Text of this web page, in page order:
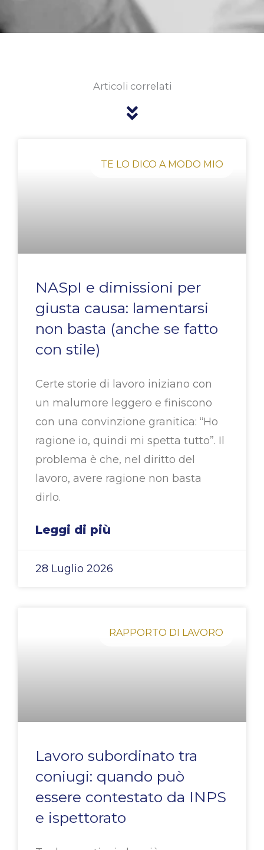
Articoli correlati
TE LO DICO A MODO MIO
NASpI e dimissioni per
giusta causa: lamentarsi
non basta (anche se fatto
con stile)
Certe storie di lavoro iniziano con
un malumore leggero e finiscono
con una convinzione granitica: “Ho
ragione io, quindi mi spetta tutto”. Il
problema è che, nel diritto del
lavoro, avere ragione non basta
dirlo.
Leggi di più
28 Luglio 2026
RAPPORTO DI LAVORO
Lavoro subordinato tra
coniugi: quando può
essere contestato da INPS
e ispettorato